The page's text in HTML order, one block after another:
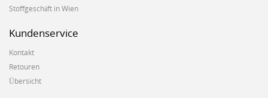
Stoffgeschäft in Wien
Kundenservice
Kontakt
Retouren
Übersicht